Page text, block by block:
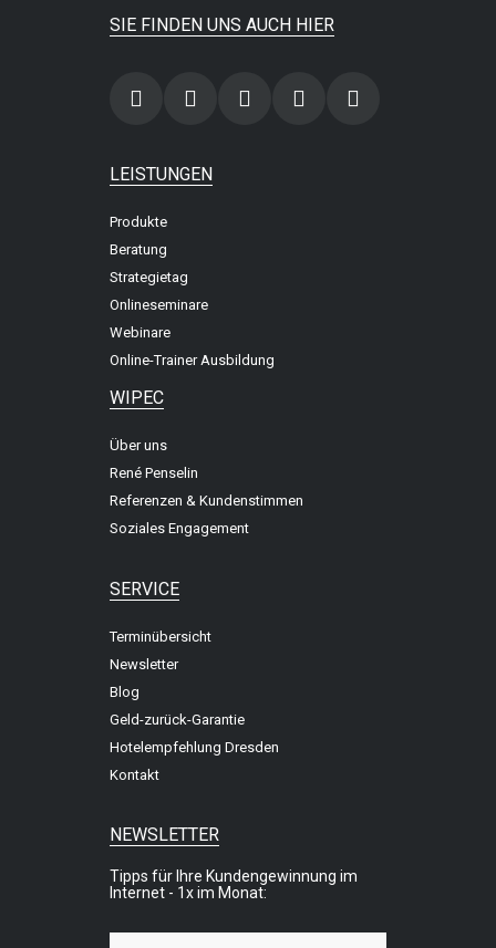
SIE FINDEN UNS AUCH HIER
LEISTUNGEN
Produkte
Beratung
Strategietag
Onlineseminare
Webinare
Online-Trainer Ausbildung
WIPEC
Über uns
René Penselin
Referenzen & Kundenstimmen
Soziales Engagement
SERVICE
Terminübersicht
Newsletter
Blog
Geld-zurück-Garantie
Hotelempfehlung Dresden
Kontakt
NEWSLETTER
Tipps für Ihre Kundengewinnung im
Internet - 1x im Monat: